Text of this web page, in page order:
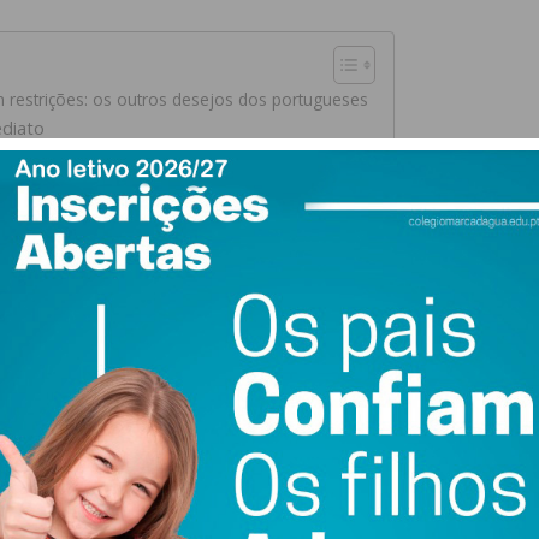
restrições: os outros desejos dos portugueses
os outros desejos dos portugueses
ir a um restaurante e fazer uma viagem espontânea
que querem encontrar os familiares seniores,
sem receios e medos de transmissão do vírus.
“em pleno”, sem restrições, e 11% sonha
são ver televisão (52%), cozinhar (38%) e manter